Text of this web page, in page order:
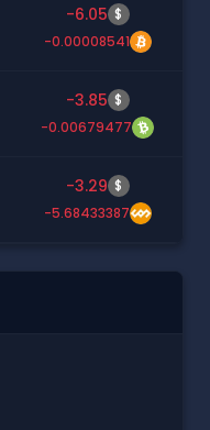
-6.05 $
-0.00008541
-3.85 $
-0.00679477
-3.29 $
-5.68433387